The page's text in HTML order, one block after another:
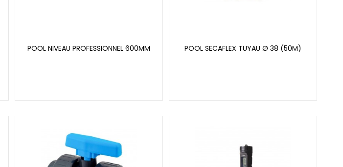
POOL NIVEAU PROFESSIONNEL 600MM POOL SECAFLEX TUYAU Ø 38 (50M)